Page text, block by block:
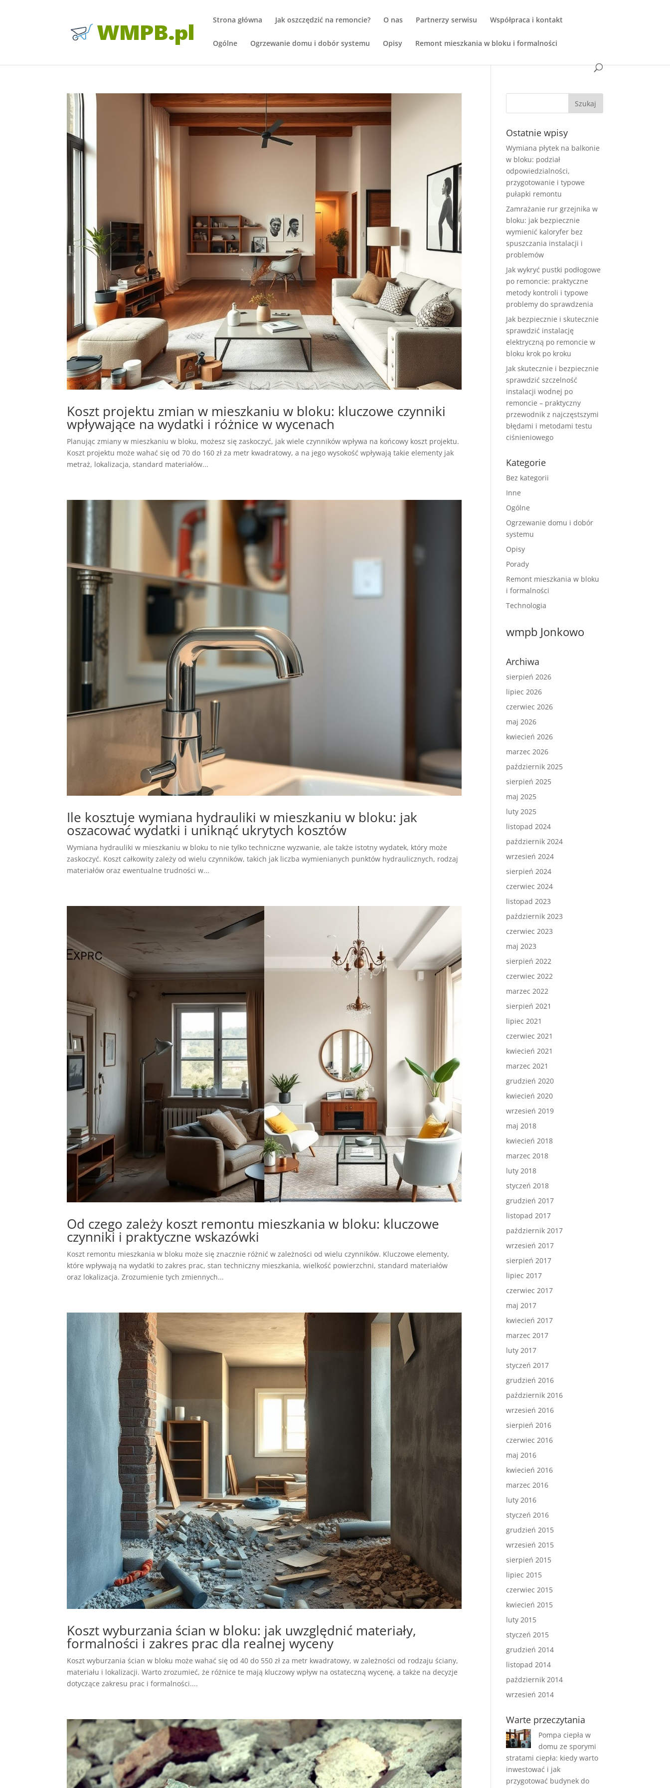
Strona główna Jak oszczędzić na remoncie? O nas Partnerzy serwisu Współpraca i kontakt
Ogólne Ogrzewanie domu i dobór systemu Opisy Remont mieszkania w bloku i formalności
Koszt projektu zmian w mieszkaniu w bloku: kluczowe czynniki
wpływające na wydatki i różnice w wycenach
Planując zmiany w mieszkaniu w bloku, możesz się zaskoczyć, jak wiele czynników wpływa na końcowy koszt projektu.
Koszt projektu może wahać się od 70 do 160 zł za metr kwadratowy, a na jego wysokość wpływają takie elementy jak
metraż, lokalizacja, standard materiałów...
Ile kosztuje wymiana hydrauliki w mieszkaniu w bloku: jak
oszacować wydatki i uniknąć ukrytych kosztów
Wymiana hydrauliki w mieszkaniu w bloku to nie tylko techniczne wyzwanie, ale także istotny wydatek, który może
zaskoczyć. Koszt całkowity zależy od wielu czynników, takich jak liczba wymienianych punktów hydraulicznych, rodzaj
materiałów oraz ewentualne trudności w...
Od czego zależy koszt remontu mieszkania w bloku: kluczowe
czynniki i praktyczne wskazówki
Koszt remontu mieszkania w bloku może się znacznie różnić w zależności od wielu czynników. Kluczowe elementy,
które wpływają na wydatki to zakres prac, stan techniczny mieszkania, wielkość powierzchni, standard materiałów
oraz lokalizacja. Zrozumienie tych zmiennych...
Koszt wyburzania ścian w bloku: jak uwzględnić materiały,
formalności i zakres prac dla realnej wyceny
Koszt wyburzania ścian w bloku może wahać się od 40 do 550 zł za metr kwadratowy, w zależności od rodzaju ściany,
materiału i lokalizacji. Warto zrozumieć, że różnice te mają kluczowy wpływ na ostateczną wycenę, a także na decyzje
dotyczące zakresu prac i formalności....
Ostatnie wpisy
Wymiana płytek na balkonie
w bloku: podział
odpowiedzialności,
przygotowanie i typowe
pułapki remontu
Zamrażanie rur grzejnika w
bloku: jak bezpiecznie
wymienić kaloryfer bez
spuszczania instalacji i
problemów
Jak wykryć pustki podłogowe
po remoncie: praktyczne
metody kontroli i typowe
problemy do sprawdzenia
Jak bezpiecznie i skutecznie
sprawdzić instalację
elektryczną po remoncie w
bloku krok po kroku
Jak skutecznie i bezpiecznie
sprawdzić szczelność
instalacji wodnej po
remoncie – praktyczny
przewodnik z najczęstszymi
błędami i metodami testu
ciśnieniowego
Kategorie
Bez kategorii
Inne
Ogólne
Ogrzewanie domu i dobór
systemu
Opisy
Porady
Remont mieszkania w bloku
i formalności
Technologia
wmpb Jonkowo
Archiwa
sierpień 2026
lipiec 2026
czerwiec 2026
maj 2026
kwiecień 2026
marzec 2026
październik 2025
sierpień 2025
maj 2025
luty 2025
listopad 2024
październik 2024
wrzesień 2024
sierpień 2024
czerwiec 2024
listopad 2023
październik 2023
czerwiec 2023
maj 2023
sierpień 2022
czerwiec 2022
marzec 2022
sierpień 2021
lipiec 2021
czerwiec 2021
kwiecień 2021
marzec 2021
grudzień 2020
kwiecień 2020
wrzesień 2019
maj 2018
kwiecień 2018
marzec 2018
luty 2018
styczeń 2018
grudzień 2017
listopad 2017
październik 2017
wrzesień 2017
sierpień 2017
lipiec 2017
czerwiec 2017
maj 2017
kwiecień 2017
marzec 2017
luty 2017
styczeń 2017
grudzień 2016
październik 2016
wrzesień 2016
sierpień 2016
czerwiec 2016
maj 2016
kwiecień 2016
marzec 2016
luty 2016
styczeń 2016
grudzień 2015
wrzesień 2015
sierpień 2015
lipiec 2015
czerwiec 2015
kwiecień 2015
luty 2015
styczeń 2015
grudzień 2014
listopad 2014
październik 2014
wrzesień 2014
Warte przeczytania
Pompa ciepła w
domu ze sporymi
stratami ciepła: kiedy warto
inwestować i jak
przygotować budynek do